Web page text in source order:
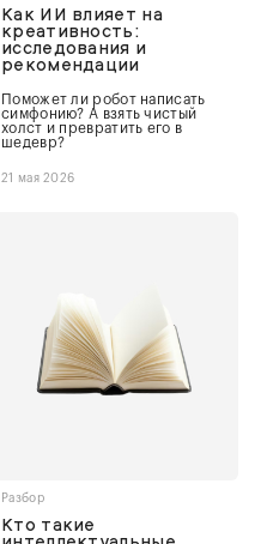
Как ИИ влияет на
креативность:
исследования и
рекомендации
Поможет ли робот написать
симфонию? А взять чистый
холст и превратить его в
шедевр?
21 мая 2026
Разбор
Кто такие